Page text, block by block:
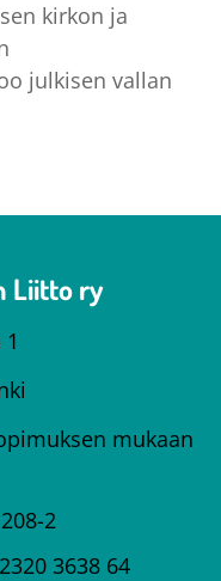
kirkon ja
julkisen vallan
Liitto ry
mukaan
2
3638 64